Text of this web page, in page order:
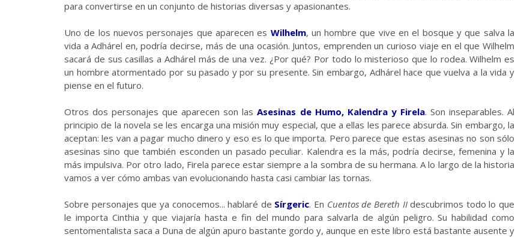
para convertirse en un conjunto de historias diversas y apasionantes.
Uno de los nuevos personajes que aparecen es Wilhelm, un hombre que vive en el bosque y que salva la
vida a Adhárel en, podría decirse, más de una ocasión. Juntos, emprenden un curioso viaje en el que Wilhelm
sacará de sus casillas a Adhárel más de una vez. ¿Por qué? Por todo lo misterioso que lo rodea. Wilhelm es
un hombre atormentado por su pasado y por su presente. Sin embargo, Adhárel hace que vuelva a la vida y
piense en el futuro.
Otros dos personajes que aparecen son lasAsesinas de Humo, Kalendra y Firela. Son inseparables. Al
principio de la novela se les encarga una misión muy especial, que a ellas les parece absurda. Sin embargo, la
aceptan: les van a pagar mucho dinero y eso es lo que importa. Pero parece que estas asesinas no son sólo
asesinas sino que también esconden un pasado peculiar. Kalendra es la más, podría decirse, femenina y la
más impulsiva. Por otro lado, Firela parece estar siempre a la sombra de su hermana. A lo largo de la historia
vamos a ver cómo ambas van evolucionando hasta casi cambiar las tornas.
Sobre personajes que ya conocemos... hablaré de Sírgeric. En Cuentos de Bereth IIdescubrimos todo lo que
le importa Cinthia y que viajaría hasta e fin del mundo para salvarla de algún peligro. Su habilidad como
sentomentalista saca a Duna de algún apuro bastante gordo y, aunque en este libro está bastante ausente y